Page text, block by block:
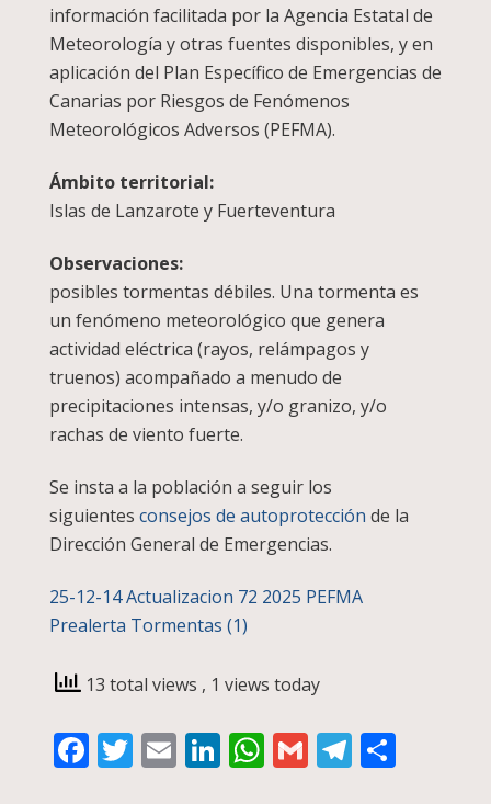
información facilitada por la Agencia Estatal de
Meteorología y otras fuentes disponibles, y en
aplicación del Plan Específico de Emergencias de
Canarias por Riesgos de Fenómenos
Meteorológicos Adversos (PEFMA).
Ámbito territorial:
Islas de Lanzarote y Fuerteventura
Observaciones:
posibles tormentas débiles. Una tormenta es
un fenómeno meteorológico que genera
actividad eléctrica (rayos, relámpagos y
truenos) acompañado a menudo de
precipitaciones intensas, y/o granizo, y/o
rachas de viento fuerte.
Se insta a la población a seguir los
siguientes consejos de autoprotección de la
Dirección General de Emergencias.
25-12-14 Actualizacion 72 2025 PEFMA
Prealerta Tormentas (1)
13 total views , 1 views today
Facebook
Twitter
EmailLinkedIn
WhatsApp
Gmail